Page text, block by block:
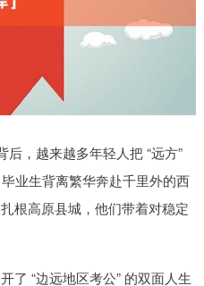
，越来越多年轻人把 “远方”
业生背离繁华奔赴千里外的西
根高原县城，他们带着对稳定
了 “边远地区考公” 的双面人生